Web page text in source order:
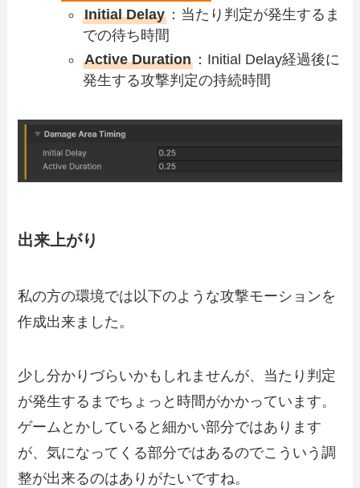
Initial Delay ：当たり判定が発生するま
での待ち時間
Active Duration ：Initial Delay経過後に
発生する攻撃判定の持続時間
出来上がり
私の方の環境では以下のような攻撃モーションを
作成出来ました。
少し分かりづらいかもしれませんが、当たり判定
が発生するまでちょっと時間がかかっています。
ゲームとかしていると細かい部分ではあります
が、気になってくる部分ではあるのでこういう調
整が出来るのはありがたいですね。